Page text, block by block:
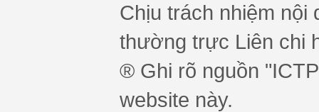
Chịu trách nhiệm nội
thường trực Liên chi
® Ghi rõ nguồn
website này.